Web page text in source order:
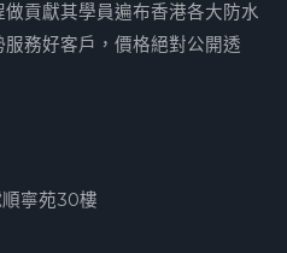
貢獻其學員遍布香港各大防水
務好客戶，價格絕對公開透
寧苑30樓